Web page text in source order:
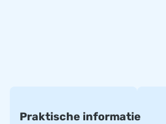
verankeringsmateriaal, transportzak,
Praktische informatie